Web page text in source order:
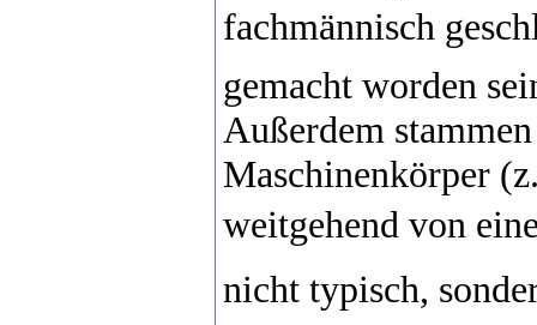
fachmännisch
gemacht worden
Außerdem
Maschinenkörper
weitgehend von
nicht typisch,